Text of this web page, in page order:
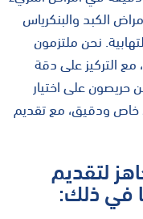
الكبد والبنكرياس
نحن ملتزمون
التركيز على دقة
على اختيار
خاص ودقيق، مع تقديم
لتقديم
في ذلك: